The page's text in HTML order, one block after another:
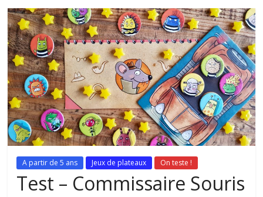
A partir de 5 ans Jeux de plateaux On teste !
Test – Commissaire Souris